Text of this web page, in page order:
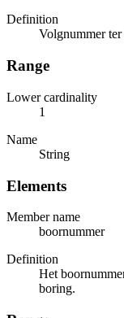
Definition
Volgnummer
Range
Lower cardinality
1
Name
String
Elements
Member name
boornummer
Definition
Het
boring.